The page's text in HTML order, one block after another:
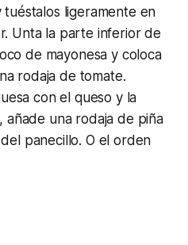
ligeramente en
Unta la parte inferior de
de mayonesa y coloca
rodaja de tomate.
con el queso y la
añade una rodaja de piña
panecillo. O el orden